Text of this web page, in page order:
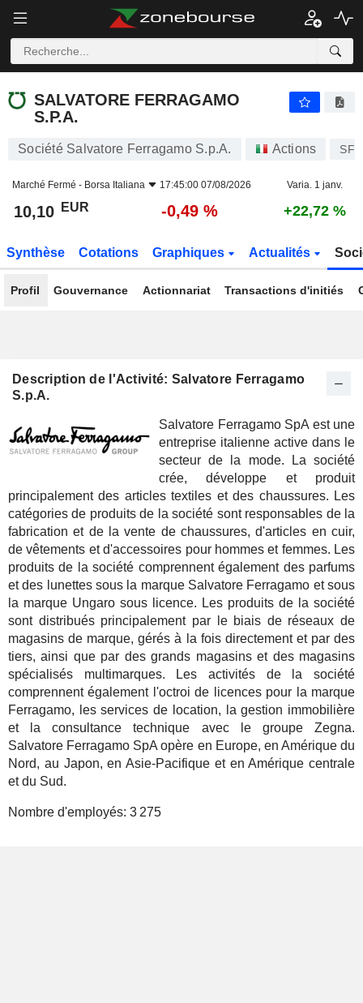
SALVATORE FERRAGAMO
S.P.A.
Société Salvatore Ferragamo S.p.A. Actions
Marché Fermé - Borsa Italiana 17:45:00 07/08/2026 Varia. 1 janv.
10,10 EUR -0,49 % +22,72 %
Synthèse Cotations Graphiques Actualités
Profil Gouvernance Actionnariat Transactions d'initiés
Description de l'Activité: Salvatore Ferragamo
S.p.A.
Salvatore Ferragamo SpA est une
entreprise italienne active dans le
secteur de la mode. La société
crée, développe et produit
principalement des articles textiles et des chaussures. Les
catégories de produits de la société sont responsables de la
fabrication et de la vente de chaussures, d'articles en cuir,
de vêtements et d'accessoires pour hommes et femmes. Les
produits de la société comprennent également des parfums
et des lunettes sous la marque Salvatore Ferragamo et sous
la marque Ungaro sous licence. Les produits de la société
sont distribués principalement par le biais de réseaux de
magasins de marque, gérés à la fois directement et par des
tiers, ainsi que par des grands magasins et des magasins
spécialisés multimarques. Les activités de la société
comprennent également l'octroi de licences pour la marque
Ferragamo, les services de location, la gestion immobilière
et la consultance technique avec le groupe Zegna.
Salvatore Ferragamo SpA opère en Europe, en Amérique du
Nord, au Japon, en Asie-Pacifique et en Amérique centrale
et du Sud.
Nombre d'employés: 3 275